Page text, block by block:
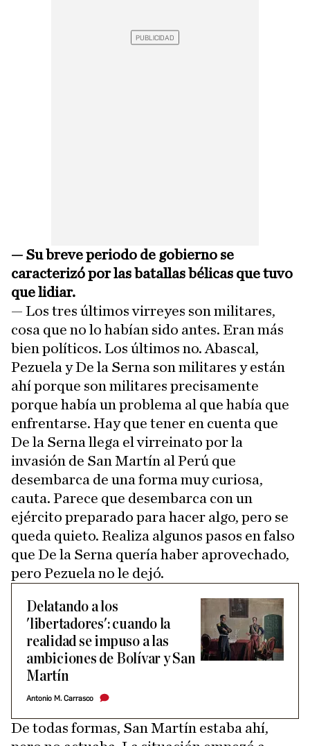
— Su breve periodo de gobierno se
caracterizó por las batallas bélicas que tuvo
que lidiar.
— Los tres últimos virreyes son militares,
cosa que no lo habían sido antes. Eran más
bien políticos. Los últimos no. Abascal,
Pezuela y De la Serna son militares y están
ahí porque son militares precisamente
porque había un problema al que había que
enfrentarse. Hay que tener en cuenta que
De la Serna llega el virreinato por la
invasión de San Martín al Perú que
desembarca de una forma muy curiosa,
cauta. Parece que desembarca con un
ejército preparado para hacer algo, pero se
queda quieto. Realiza algunos pasos en falso
que De la Serna quería haber aprovechado,
pero Pezuela no le dejó.
Delatando a los
'libertadores': cuando la
realidad se impuso a las
ambiciones de Bolívar y San
Martín
Antonio M. Carrasco
De todas formas, San Martín estaba ahí,